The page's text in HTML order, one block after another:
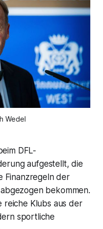
Wedel
DFL-
aufgestellt, die
Finanzregeln der
bekommen.
reiche Klubs aus der
sportliche